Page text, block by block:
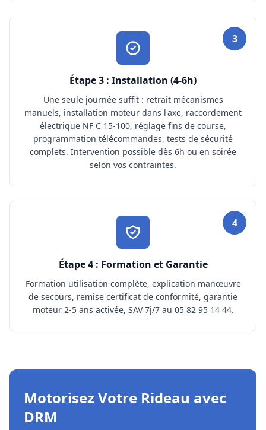
3
Étape 3 : Installation (4-6h)
Une seule journée suffit : retrait mécanismes
manuels, installation moteur dans l'axe, raccordement
électrique NF C 15-100, réglage fins de course,
programmation télécommandes, tests de sécurité
complets. Intervention possible dès 6h ou en soirée
selon vos contraintes.
4
Étape 4 : Formation et Garantie
Formation utilisation complète, explication manœuvre
de secours, remise certificat de conformité, garantie
moteur 2-5 ans activée, SAV 7j/7 au 05 82 95 14 44.
Motorisez Votre Rideau avec
DRM